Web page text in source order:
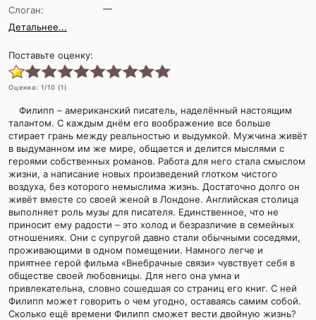
Слоган:
—
Детальнее...
Поставьте оценку:
Оценка: 1/10 (1)
Филипп – американский писатель, наделённый настоящим
талантом. С каждым днём его воображение все больше
стирает грань между реальностью и выдумкой. Мужчина живёт
в выдуманном им же мире, общается и делится мыслями с
героями собственных романов. Работа для него стала смыслом
жизни, а написание новых произведений глотком чистого
воздуха, без которого немыслима жизнь. Достаточно долго он
живёт вместе со своей женой в Лондоне. Английская столица
выполняет роль музы для писателя. Единственное, что не
приносит ему радости – это холод и безразличие в семейных
отношениях. Они с супругой давно стали обычными соседями,
проживающими в одном помещении. Намного легче и
приятнее герой фильма «Внебрачные связи» чувствует себя в
обществе своей любовницы. Для него она умна и
привлекательна, словно сошедшая со страниц его книг. С ней
Филипп может говорить о чем угодно, оставаясь самим собой.
Сколько ещё времени Филипп сможет вести двойную жизнь?